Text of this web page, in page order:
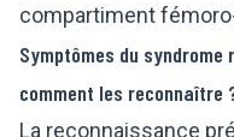
compartiment
Symptômes du
comment les reconnaître
La reconnaissance